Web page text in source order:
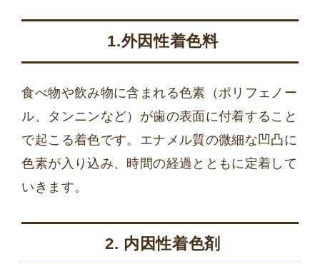
1.外因性着色料
食べ物や飲み物に含まれる色素（ポリフェノー
ル、タンニンなど）が歯の表面に付着すること
で起こる着色です。エナメル質の微細な凹凸に
色素が入り込み、時間の経過とともに定着して
いきます。
2. 内因性着色剤